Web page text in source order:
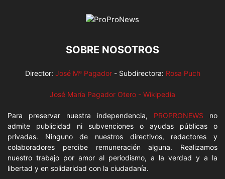
SOBRE NOSOTROS
Director: José Mª Pagador- Subdirectora: Rosa Puch
José María Pagador Otero - Wikipedia
Para preservar nuestra independencia, PROPRONEWS no
admite publicidad ni subvenciones o ayudas públicas o
privadas. Ninguno de nuestros directivos, redactores y
colaboradores percibe remuneración alguna. Realizamos
nuestro trabajo por amor al periodismo, a la verdad y a la
libertad y en solidaridad con la ciudadanía.